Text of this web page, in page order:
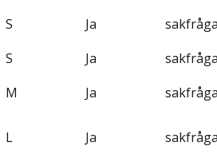
S Ja
S Ja
M Ja
L Ja